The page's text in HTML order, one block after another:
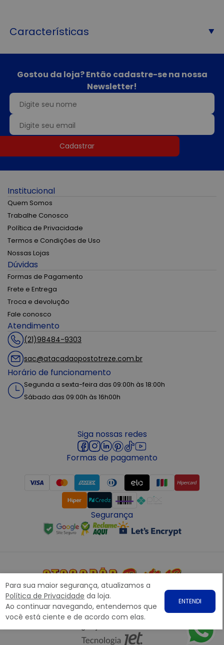
Para sua maior segurança, atualizamos a
Política de Privacidade da loja.
Ao continuar navegando, entendemos que
você está ciente e de acordo com elas.
ENTENDI
Características
Gostou da loja? Então cadastre-se na nossa
Newsletter!
Cadastrar
Institucional
Quem Somos
Trabalhe Conosco
Política de Privacidade
Termos e Condições de Uso
Nossas Lojas
Dúvidas
Formas de Pagamento
Frete e Entrega
Troca e devolução
Fale conosco
Atendimento
(21)98484-9303
sac@atacadaopostotreze.com.br
Horário de funcionamento
Segunda a sexta-feira das 09:00h às 18:00h
Sábado das 09:00h às 16h00h
Siga nossas redes
Formas de pagamento
Segurança
Copyright © 2022 ATACADÃO POSTO 13 - Todos os direitos
reservados. CNPJ: 15.360.767/0001-07
Rodovia Presidente Dutra, nº1258 Galpão 1268 – Bairro: Prata,